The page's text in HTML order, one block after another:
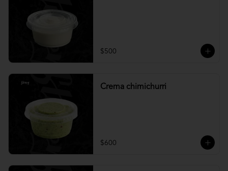
$500
Crema chimichurri
$600